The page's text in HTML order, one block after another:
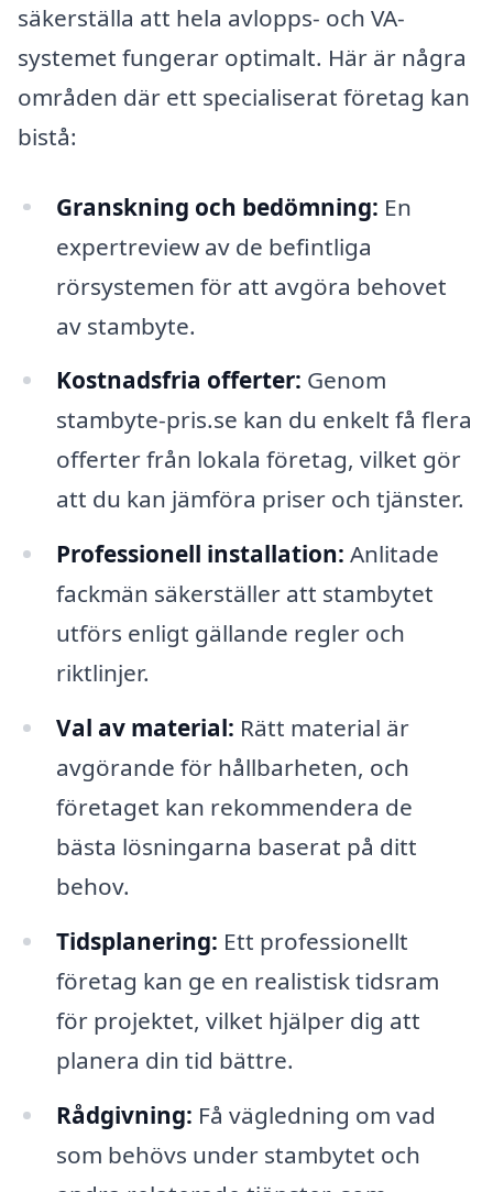
säkerställa att hela avlopps- och VA-
systemet fungerar optimalt. Här är några
områden där ett specialiserat företag kan
bistå:
Granskning och bedömning: En
expertreview av de befintliga
rörsystemen för att avgöra behovet
av stambyte.
Kostnadsfria offerter: Genom
stambyte-pris.se kan du enkelt få flera
offerter från lokala företag, vilket gör
att du kan jämföra priser och tjänster.
Professionell installation: Anlitade
fackmän säkerställer att stambytet
utförs enligt gällande regler och
riktlinjer.
Val av material: Rätt material är
avgörande för hållbarheten, och
företaget kan rekommendera de
bästa lösningarna baserat på ditt
behov.
Tidsplanering: Ett professionellt
företag kan ge en realistisk tidsram
för projektet, vilket hjälper dig att
planera din tid bättre.
Rådgivning: Få vägledning om vad
som behövs under stambytet och